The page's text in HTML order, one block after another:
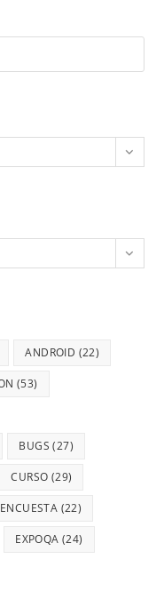
ANDROID (22)
(53)
BUGS (27)
CURSO (29)
ENCUESTA (22)
EXPOQA (24)